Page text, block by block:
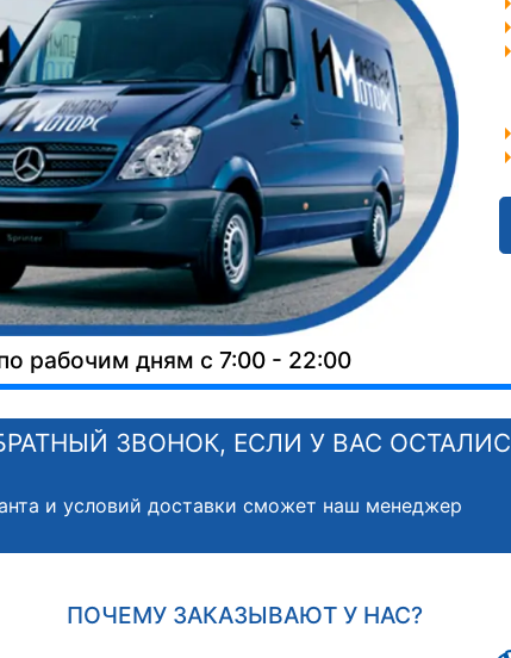
рабочим дням с 7:00 - 22:00
ЗВОНОК, ЕСЛИ У ВАС
и условий доставки сможет наш менеджер
ПОЧЕМУ ЗАКАЗЫВАЮТ У НАС?